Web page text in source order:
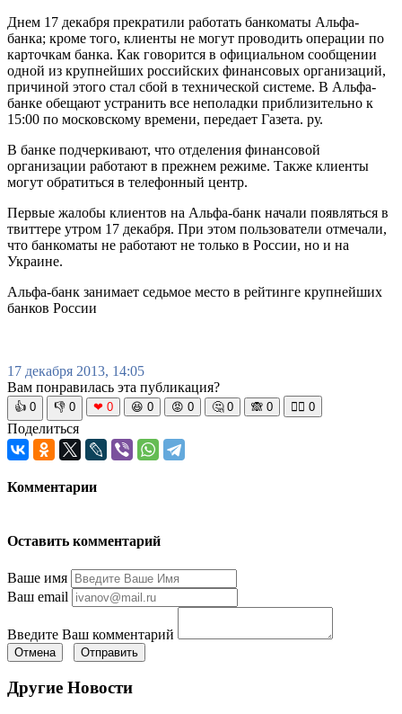
Днем 17 декабря прекратили работать банкоматы Альфа-
банка; кроме того, клиенты не могут проводить операции по
карточкам банка. Как говорится в официальном сообщении
одной из крупнейших российских финансовых организаций,
причиной этого стал сбой в технической системе. В Альфа-
банке обещают устранить все неполадки приблизительно к
15:00 по московскому времени, передает Газета. ру.
В банке подчеркивают, что отделения финансовой
организации работают в прежнем режиме. Также клиенты
могут обратиться в телефонный центр.
Первые жалобы клиентов на Альфа-банк начали появляться в
твиттере утром 17 декабря. При этом пользователи отмечали,
что банкоматы не работают не только в России, но и на
Украине.
Альфа-банк занимает седьмое место в рейтинге крупнейших
банков России
17 декабря 2013, 14:05
Вам понравилась эта публикация?
👍 0 👎 0 ❤ 0 😆 0 😡 0 🤔 0 🙈 0 🧘‍♀️ 0
Поделиться
Комментарии
Оставить комментарий
Ваше имя
Ваш email
Введите Ваш комментарий
Отмена Отправить
Другие Новости